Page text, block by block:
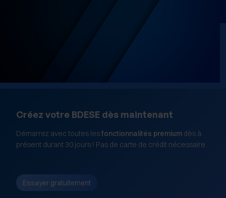
Créez votre BDESE dès maintenant
Démarrez avec toutes lesfonctionnalités premium dès à
présent durant 30 jours ! Pas de carte de crédit nécessaire.
Essayer gratuitement